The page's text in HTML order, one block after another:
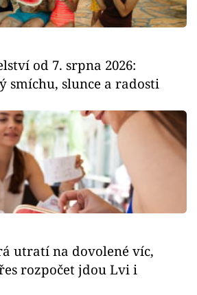
od 7. srpna 2026:
smíchu, slunce a radosti
utratí na dovolené víc,
rozpočet jdou Lvi i